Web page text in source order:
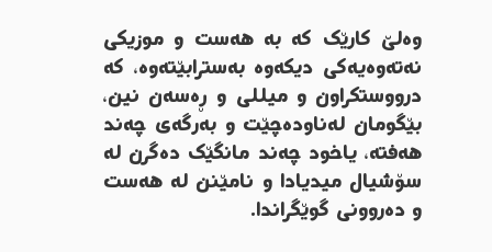
وەلێ کارێک کە بە هەست و موزیکی
نەتەوەیەکی دیکەوە بەسترابێتەوە، کە
درووستکراون و میللی و ڕەسەن نین،
بێگومان لەناودەچێت و بەرگەی چەند
هەفتە، یاخود چەند مانگێک دەگرن لە
سۆشیال میدیادا و نامێنن لە هەست
و دەروونی گوێگراندا.